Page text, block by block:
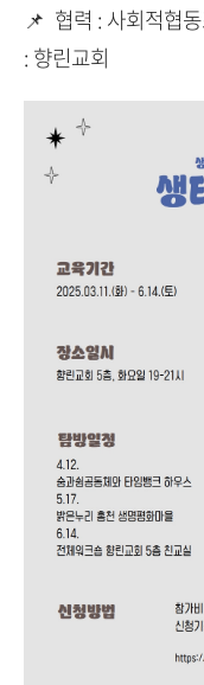
📌 협력 : 사회적협
: 향린교회